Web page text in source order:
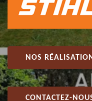
NOS
CONTACTEZ-